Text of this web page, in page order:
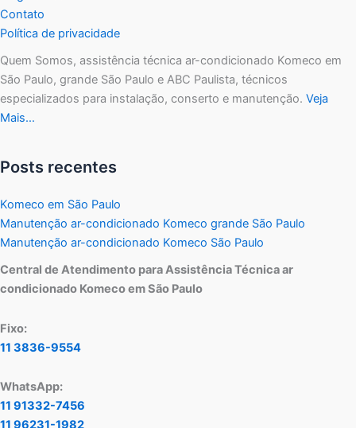
Contato
Política de privacidade
Quem Somos, assistência técnica ar-condicionado Komeco em
São Paulo, grande São Paulo e ABC Paulista, técnicos
especializados para instalação, conserto e manutenção. Veja
Mais…
Posts recentes
Komeco em São Paulo
Manutenção ar-condicionado Komeco grande São Paulo
Manutenção ar-condicionado Komeco São Paulo
Central de Atendimento para Assistência Técnica ar
condicionado Komeco em São Paulo
Fixo:
11 3836-9554
WhatsApp:
11 91332-7456